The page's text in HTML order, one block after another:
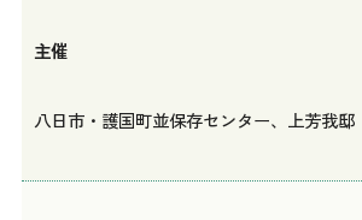
主催
八日市・護国町並保存センター、上芳我邸